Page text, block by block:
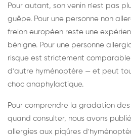
Pour autant, son venin n'est pas
guêpe. Pour une personne non
frelon européen reste une
bénigne. Pour une personne
risque est strictement
d'autre hyménoptère — et peut
choc anaphylactique.
Pour comprendre la gradation
quand consulter, nous avons
allergies aux piqûres